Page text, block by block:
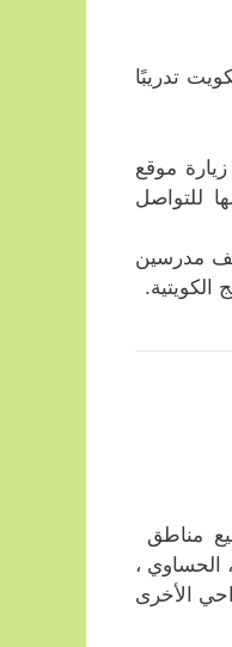
تدريبًا
موقع
للتواصل
مدرسين
مناطق
الحساوي ،
الأخرى